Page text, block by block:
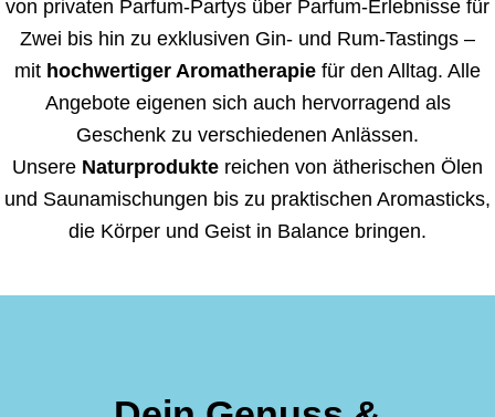
von privaten Parfum-Partys über Parfum-Erlebnisse für
Zwei bis hin zu exklusiven Gin- und Rum-Tastings –
mit hochwertiger Aromatherapie für den Alltag. Alle
Angebote eigenen sich auch hervorragend als
Geschenk zu verschiedenen Anlässen.
Unsere Naturprodukte reichen von ätherischen Ölen
und Saunamischungen bis zu praktischen Aromasticks,
die Körper und Geist in Balance bringen.